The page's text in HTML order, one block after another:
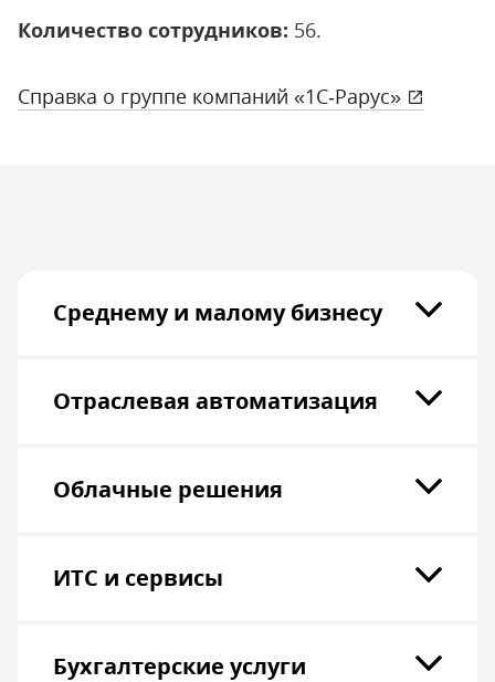
Количество сотрудников: 56.
Справка о группе компаний «1С‑Рарус»
Среднему и малому бизнесу
Отраслевая автоматизация
Облачные решения
ИТС и сервисы
Бухгалтерские услуги